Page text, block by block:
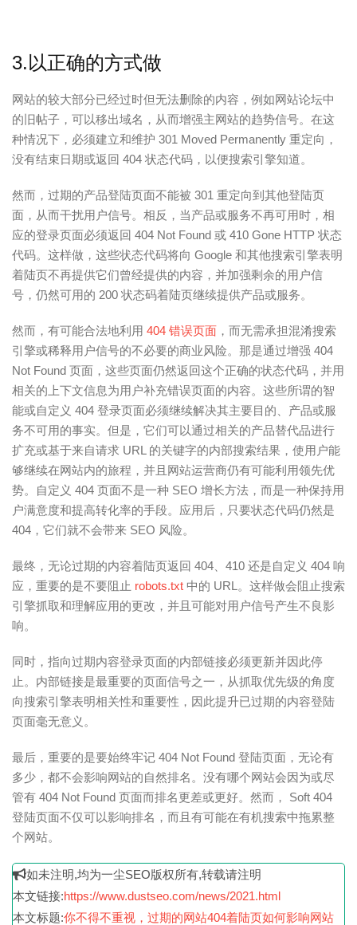
3.以正确的方式做
网站的较大部分已经过时但无法删除的内容，例如网站论坛中
的旧帖子，可以移出域名，从而增强主网站的趋势信号。在这
种情况下，必须建立和维护 301 Moved Permanently 重定向，
没有结束日期或返回 404 状态代码，以便搜索引擎知道。
然而，过期的产品登陆页面不能被 301 重定向到其他登陆页
面，从而干扰用户信号。相反，当产品或服务不再可用时，相
应的登录页面必须返回 404 Not Found 或 410 Gone HTTP 状态
代码。这样做，这些状态代码将向 Google 和其他搜索引擎表明
着陆页不再提供它们曾经提供的内容，并加强剩余的用户信
号，仍然可用的 200 状态码着陆页继续提供产品或服务。
然而，有可能合法地利用 404 错误页面 ，而无需承担混淆搜索
引擎或稀释用户信号的不必要的商业风险。那是通过增强 404
Not Found 页面，这些页面仍然返回这个正确的状态代码，并用
相关的上下文信息为用户补充错误页面的内容。这些所谓的智
能或自定义 404 登录页面必须继续解决其主要目的、产品或服
务不可用的事实。但是，它们可以通过相关的产品替代品进行
扩充或基于来自请求 URL 的关键字的内部搜索结果，使用户能
够继续在网站内的旅程，并且网站运营商仍有可能利用领先优
势。自定义 404 页面不是一种 SEO 增长方法，而是一种保持用
户满意度和提高转化率的手段。应用后，只要状态代码仍然是
404，它们就不会带来 SEO 风险。
最终，无论过期的内容着陆页返回 404、410 还是自定义 404 响
应，重要的是不要阻止 robots.txt 中的 URL。这样做会阻止搜索
引擎抓取和理解应用的更改，并且可能对用户信号产生不良影
响。
同时，指向过期内容登录页面的内部链接必须更新并因此停
止。内部链接是最重要的页面信号之一，从抓取优先级的角度
向搜索引擎表明相关性和重要性，因此提升已过期的内容登陆
页面毫无意义。
最后，重要的是要始终牢记 404 Not Found 登陆页面，无论有
多少，都不会影响网站的自然排名。没有哪个网站会因为或尽
管有 404 Not Found 页面而排名更差或更好。然而， Soft 404
登陆页面不仅可以影响排名，而且有可能在有机搜索中拖累整
个网站。
如未注明,均为一尘SEO版权所有,转载请注明
本文链接:https://www.dustseo.com/news/2021.html
本文标题:你不得不重视，过期的网站404着陆页如何影响网站